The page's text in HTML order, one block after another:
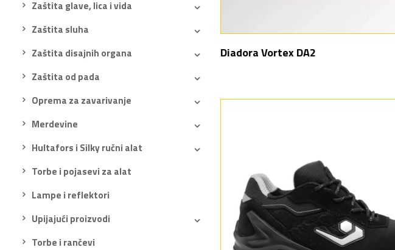
Zaštita glave, lica i vida
Zaštita sluha
Zaštita disajnih organa
Zaštita od pada
Oprema za zavarivanje
Merdevine
Hultafors i Silky ručni alat
Torbe i pojasevi za alat
Lampe i reflektori
Upijajući proizvodi
Torbe i rančevi
Diadora Vortex DA2